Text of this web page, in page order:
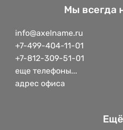
Мы всегда
info@axelname.ru
+7-499-404-11-01
+7-812-309-51-01
еще телефоны...
адрес офиса
Ещё